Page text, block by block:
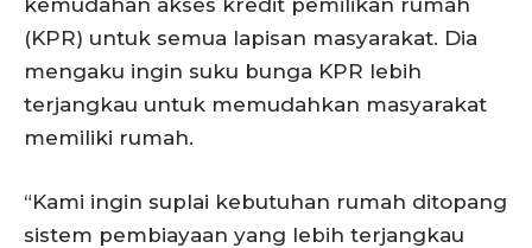
(KPR) untuk semua lapisan masyarakat. Dia
mengaku ingin suku bunga KPR lebih
terjangkau untuk memudahkan masyarakat
memiliki rumah.
“Kami ingin suplai kebutuhan rumah ditopang
sistem pembiayaan yang lebih terjangkau